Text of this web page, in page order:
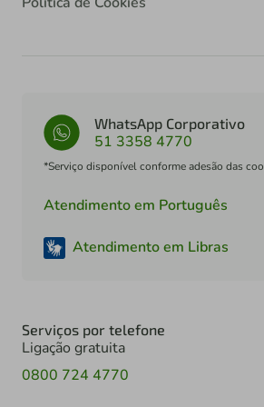
WhatsApp Corporativo
51 3358 4770
*Serviço disponível conforme adesão das
Atendimento em Português
Atendimento em Libras
Serviços por telefone
Ligação gratuita
0800 724 4770